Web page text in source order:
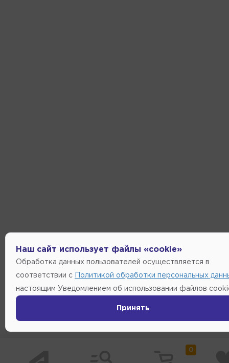
0
Наш сайт использует файлы «cookie»
Обработка данных пользователей осуществляется в
соответствии с Политикой обработки персональных
настоящим Уведомлением об использовании файлов
Принять